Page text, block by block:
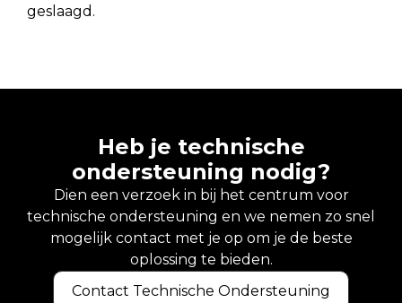
geslaagd.
Heb je technische
ondersteuning nodig?
Dien een verzoek in bij het centrum voor
technische ondersteuning en we nemen zo snel
mogelijk contact met je op om je de beste
oplossing te bieden.
Contact Technische Ondersteuning